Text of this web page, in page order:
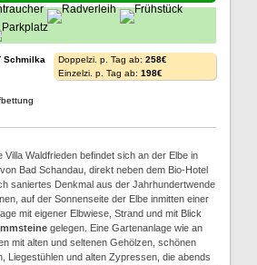
Schmilka
Doppelzi. p. Tag ab: 258€
Einzelzi. p. Tag ab: 198€
Villa Waldfrieden befindet sich an der Elbe in
Bad Schandau, direkt neben dem Bio-Hotel
saniertes Denkmal aus der Jahrhundertwende
auf der Sonnenseite der Elbe inmitten einer
mit eigener Elbwiese, Strand und mit Blick
gelegen. Eine Gartenanlage wie an
mit alten und seltenen Gehölzen, schönen
Liegestühlen und alten Zypressen, die abends